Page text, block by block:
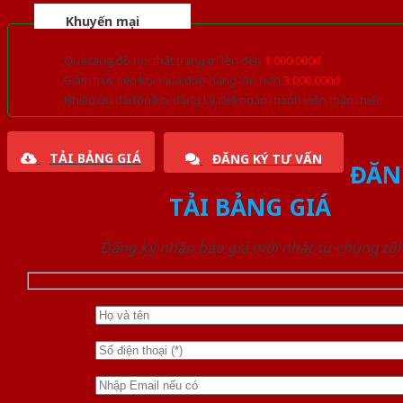
Khuyến mại
Quà tặng đồ nội thất trang trí lên đến 1.000.000đ
Giảm trực tiếp khi mua đơn hàng lớn hơn 3.000.000đ
Nhiều ưu đãi lớn khi đăng ký tài khoản thành viên thân thiết
TẢI BẢNG GIÁ ĐĂNG KÝ TƯ VẤN
TẢI BẢNG GIÁ
Đăng ký nhận báo giá mới nhất từ chúng tôi